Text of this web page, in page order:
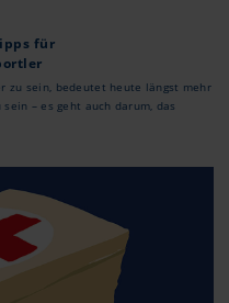
für
zu sein, bedeutet heute längst mehr
– es geht auch darum, das